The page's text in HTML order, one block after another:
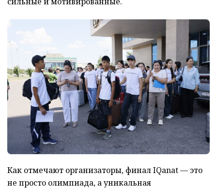
Как отмечают организаторы, финал IQanat — это
не просто олимпиада, а уникальная